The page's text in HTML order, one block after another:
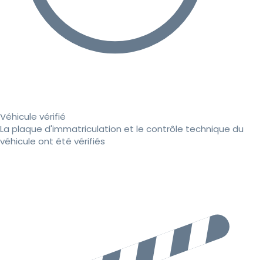
Véhicule vérifié
La plaque d'immatriculation et le contrôle technique du
véhicule ont été vérifiés